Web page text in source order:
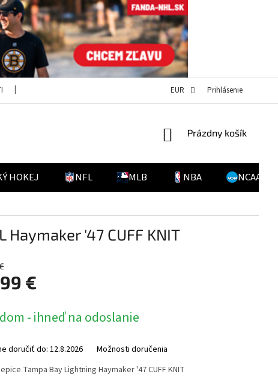
POVINNOSŤ ÚHRADY NÁKLADOV PRI
EUR Prihlásenie
NÁKUPNÝ
Prázdny košík
HOKEJ NFL MLB NBA NCAA
'47 CUFF KNIT
€
- ihneď na odoslanie
doručiť do: 12.8.2026 Možnosti doručenia
Tampa Bay Lightning Haymaker '47 CUFF KNIT